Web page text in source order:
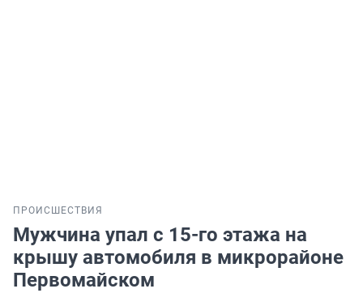
ПРОИСШЕСТВИЯ
Мужчина упал с 15-го этажа на
крышу автомобиля в микрорайоне
Первомайском